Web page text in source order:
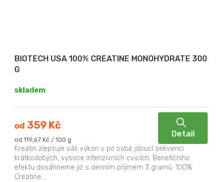
BIOTECH USA 100% CREATINE MONOHYDRATE 300
G
skladem
od 359 Kč
Měrná
cena:
od 119,67 Kč / 100 g
Detail
Kreatin zlepšuje váš výkon v po sobě jdoucí sekvenci
krátkodobých, vysoce intenzivních cvicích. Benefičního
efektu dosáhneme již s denním příjmem 3 gramů. 100%
Creatine...